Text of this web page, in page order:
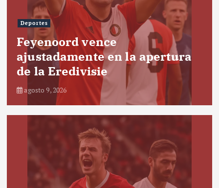
Deportes
Feyenoord vence
ajustadamente en la apertura
de la Eredivisie
agosto 9, 2026